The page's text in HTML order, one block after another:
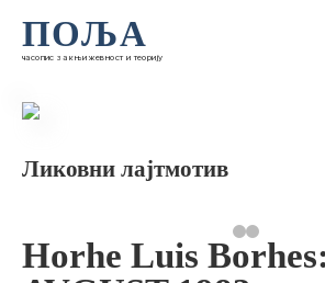
ПОЉА
часопис за књижевност и теорију
Ликовни лајтмотив
Horhe Luis